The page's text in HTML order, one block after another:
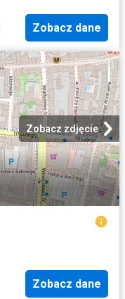
Zobacz dane
Zobacz zdjęcie
Zobacz dane